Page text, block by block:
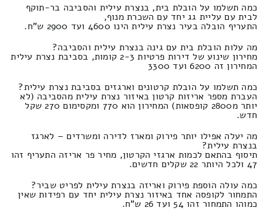
כמה תשלמו על הובלת בית, בנצרת עילית והסביבה בר-תוקף
לבית עם עליית גג יחד עם השכרת מנוף,
התעריף הובלה בעיר נצרת עילית הינו 4600 ועד 2900 ש"ח.
מה עלות הובלת בית עם גינה בנצרת עילית והסביבה?
מחירון שינוע של דירות פרטיות 2-3 קומות, בסביבת נצרת עילית
המחירון זה 6200 ועד 3300
כמה תשלמו על הובלת קרטונים וארגזים בסביבת נצרת עילית?
העברת מספר אריזות קרטון באיזור נצרת עילית מהסביבה (לא
יותר מ2800 קופסאות) המחירון הוא 770 ומקסימום 270 שקל
חדש.
מה יעלה אפילו יותר פירוק ומארז לדירה ומשרדים – לארגז
בנצרת עילית?
תיסוף בהתאם לכמות ארגזי הקרטון, מחיר פר אריזה התעריף זהו
47 ולכל היותר 22 שקלים חדשים.
כמה עולה הוספת פירוק ואריזה בנצרת עילית לפריט שביר?
התמחור לקופסה אחד באיזור נצרת עילית יחד עם רפידות שאין
כמוהו התמחור זהו 54 ועד 26 ש"ח.